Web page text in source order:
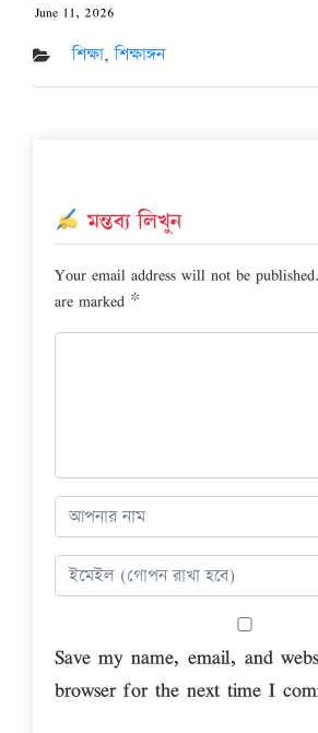
Posted
on
June 11, 2026
শিক্ষা,শিক্ষাঙ্গন
মন্তব্য লিখুন
Your email address will not be published.
are marked *
Save my name, email, and
browser for the next time I